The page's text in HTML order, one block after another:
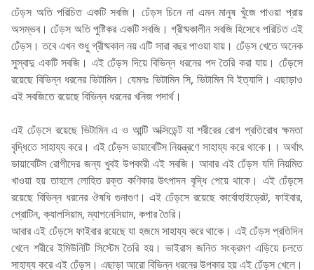
ঢেঁড়স অতি পরিচিত একটি সবজি। ঢেঁড়স চিনে না এমন মানুষ খুঁজে পাওয়া প্রায়
অসম্ভব। ঢেঁড়স অতি পুষ্টিকর একটি সবজি। গ্রীষ্মকালীন সবজি হিসেবে পরিচিত এই
ঢেঁড়স। তবে এখন শুধু গ্রীষ্মকাল নয় এটি সারা বছর পাওয়া যায়। ঢেঁড়স খেতে অনেক
সুস্বাদু একটি সবজি। এই ঢেঁড়স দিয়ে বিভিন্ন ধরনের পদ তৈরি করা যায়। ঢেঁড়সে
রয়েছে বিভিন্ন ধরনের ভিটামিন। যেমনঃ ভিটামিন সি, ভিটামিন বি ইত্যাদি। এছাড়াও
এই সবজিতে রয়েছে বিভিন্ন ধরনের খনিজ পদার্থ।
এই ঢেঁড়সে রয়েছে ভিটামিন এ ও আন্টি অক্সিডেন্ট যা শরীরের রোগ প্রতিরোধ ক্ষমতা
বৃদ্ধিতে সাহায্য করে। এই ঢেঁড়স ডায়াবেটিস নিয়ন্ত্রণে সাহায্য করে থাকে।। অর্থাৎ
ডায়াবেটিস রোগীদের জন্য খুবই উপকারী এই সবজি। আবার এই ঢেঁড়স যদি নিয়মিত
খাওয়া হয় তাহলে লোহিত রক্ত কণিকার উৎপাদন বৃদ্ধি পেয়ে থাকে। এই ঢেঁড়সে
রয়েছে বিভিন্ন ধরনের ঔষধি গুনাগুণ। এই ঢেঁড়সে রয়েছে কার্বোহাইড্রেট, ফাইবার,
প্রোটিন, ক্যালসিয়াম, ম্যাগনেসিয়াম, কপার তৈরি।
আবার এই ঢেঁড়সে ফাইবার রয়েছে যা হজমে সাহায্য করে থাকে। এই ঢেঁড়স প্রতিদিন
খেলে শরীরে ইমিউনিটি সিস্টেম তৈরি হয়। ভাইরাস জনিত সংক্রমণ এড়িয়ে চলতে
সাহায্য করে এই ঢেঁড়স। এছাড়া আরো বিভিন্ন ধরনের উপকার হয় এই ঢেঁড়স খেলে।